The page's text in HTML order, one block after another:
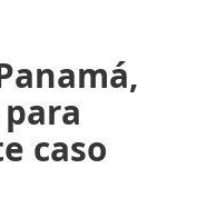
caso